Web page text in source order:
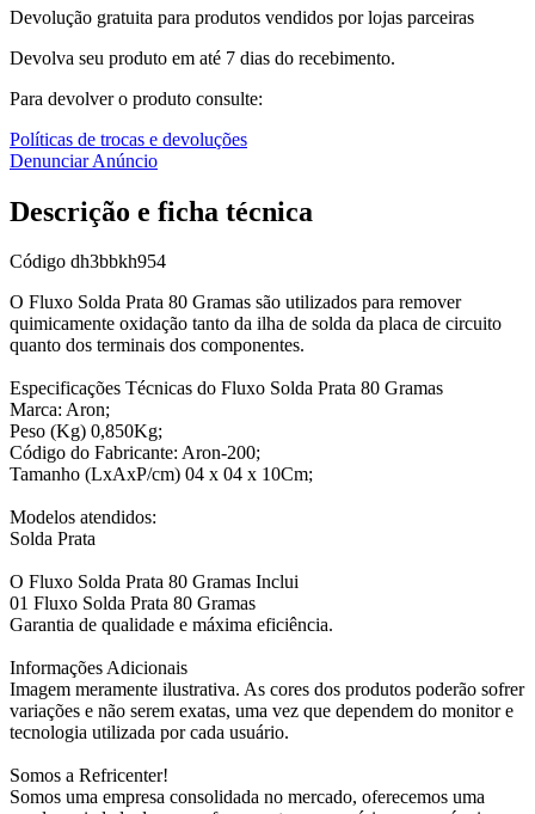
Devolução gratuita para produtos vendidos por lojas parceiras
Devolva seu produto em até 7 dias do recebimento.
Para devolver o produto consulte:
Políticas de trocas e devoluções
Denunciar Anúncio
Descrição e ficha técnica
Código dh3bbkh954
O Fluxo Solda Prata 80 Gramas são utilizados para remover
quimicamente oxidação tanto da ilha de solda da placa de circuito
quanto dos terminais dos componentes.
Especificações Técnicas do Fluxo Solda Prata 80 Gramas
Marca: Aron;
Peso (Kg) 0,850Kg;
Código do Fabricante: Aron-200;
Tamanho (LxAxP/cm) 04 x 04 x 10Cm;
Modelos atendidos:
Solda Prata
O Fluxo Solda Prata 80 Gramas Inclui
01 Fluxo Solda Prata 80 Gramas
Garantia de qualidade e máxima eficiência.
Informações Adicionais
Imagem meramente ilustrativa. As cores dos produtos poderão sofrer
variações e não serem exatas, uma vez que dependem do monitor e
tecnologia utilizada por cada usuário.
Somos a Refricenter!
Somos uma empresa consolidada no mercado, oferecemos uma